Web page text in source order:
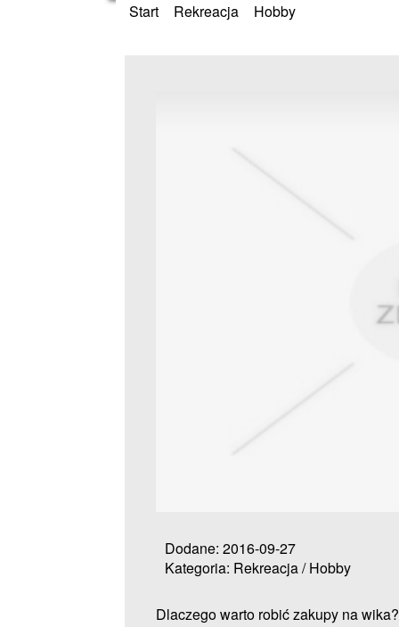
Start Rekreacja Hobby
Dodane: 2016-09-27
Kategoria: Rekreacja / Hobby
Dlaczego warto robić zakupy na wika?